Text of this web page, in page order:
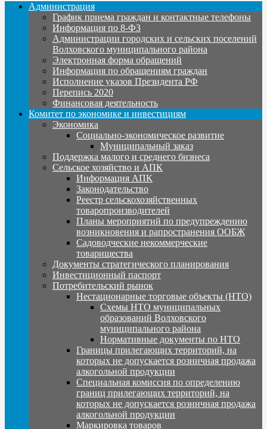
Администрация
График приема граждан и контактные телефоны
Информация по 8-ФЗ
Администрации городских и сельских поселений
Волховского муниципального района
Электронная форма обращений
Информация по обращениям граждан
Исполнение указов Президента РФ
Перепись 2020
Финансовая деятельность
Комитет по экономике и инвестициям
Экономика
Социально-экономическое развитие
Муниципальный заказ
Поддержка малого и среднего бизнеса
Сельское хозяйство и АПК
Информация АПК
Законодательство
Реестр сельскохозяйственных
товаропроизводителей
Планы мероприятий по предупреждению
возникновения и рапространения ООБЖ
Садоводческие некоммерческие
товарищества
Документы стратегического планирования
Инвестиционный паспорт
Потребительский рынок
Нестационарные торговые объекты (НТО)
Схемы НТО муниципальных
образований Волховского
муниципального района
Нормативные документы по НТО
Границы прилегающих территорий, на
которых не допускается розничная продажа
алкогольной продукции
Специальная комиссия по определению
границ прилегающих территорий, на
которых не допускается розничная продажа
алкогольной продукции
Маркировка товаров